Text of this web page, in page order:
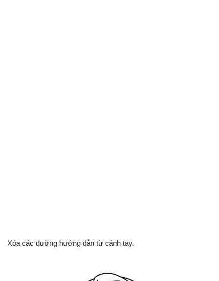
Xóa các đường hướng dẫn từ cánh tay.